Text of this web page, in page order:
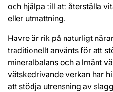
och hjälpa till att återställa
eller utmattning.
Havre är rik på naturligt
traditionellt använts för att
mineralbalans och allmänt
vätskedrivande verkan har
att stödja utrensning av